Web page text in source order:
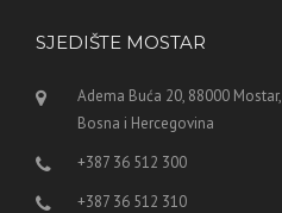
SJEDIŠTE MOSTAR
Adema Buća 20, 88000 Mostar,
Bosna i Hercegovina
+387 36 512 300
+387 36 512 310